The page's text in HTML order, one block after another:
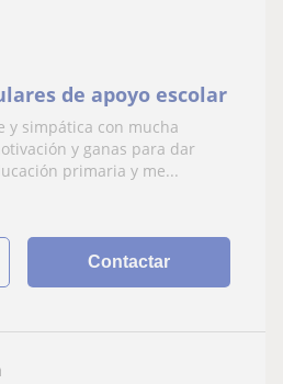
de apoyo escolar
y simpática con mucha
y ganas para dar
primaria y me...
Contactar